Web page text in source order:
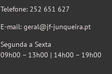
Telefone: 252 651 627
E-mail: geral@jf-junqueira.pt
Segunda a Sexta
09h00 – 13h00 | 14h00 – 19h00